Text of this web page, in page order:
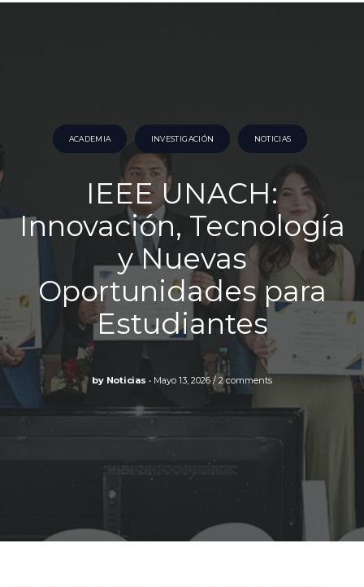
ACADEMIA INVESTIGACIÓN NOTICIAS
IEEE UNACH:
Innovación, Tecnología
y Nuevas
Oportunidades para
Estudiantes
by Noticias Mayo 13, 2026 2 comments